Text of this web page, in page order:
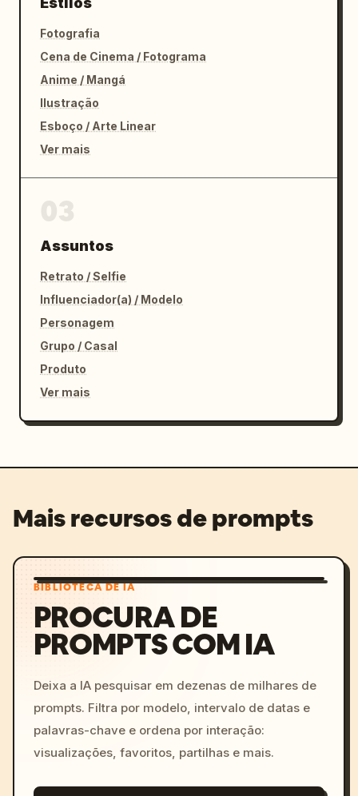
Fotografia
Cena de Cinema / Fotograma
Anime / Mangá
Ilustração
Esboço / Arte Linear
Ver mais
Assuntos
Retrato / Selfie
Influenciador(a) / Modelo
Personagem
Grupo / Casal
Produto
Ver mais
Mais recursos de prompts
BIBLIOTECA DE IA
PROCURA DE
PROMPTS COM IA
Deixa a IA pesquisar em dezenas de milhares de
prompts. Filtra por modelo, intervalo de datas e
palavras-chave e ordena por interação:
visualizações, favoritos, partilhas e mais.